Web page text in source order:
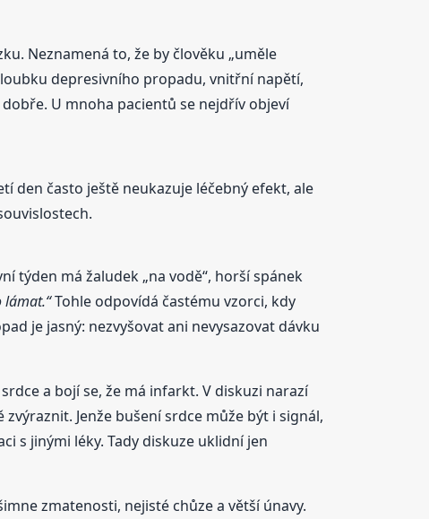
Neznamená to, že by člověku „uměle
depresivního propadu, vnitřní napětí,
U mnoha pacientů se nejdřív objeví
den často ještě neukazuje léčebný efekt, ale
týden má žaludek „na vodě“, horší spánek
lámat.“Tohle odpovídá častému vzorci, kdy
je jasný: nezvyšovat ani nevysazovat dávku
a bojí se, že má infarkt. V diskuzi narazí
Jenže bušení srdce může být i signál,
s jinými léky. Tady diskuze uklidní jen
zmatenosti, nejisté chůze a větší únavy.